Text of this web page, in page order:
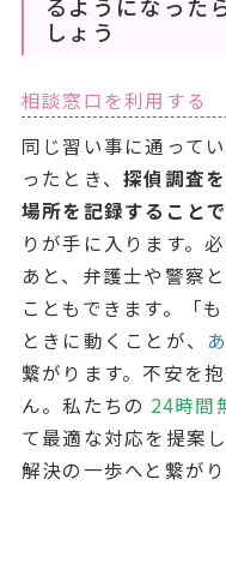
しょう
相談窓口を利用する
同じ習い事に通って
ったとき、探偵調査
場所を記録すること
りが手に入ります。
あと、弁護士や警察
こともできます。「
ときに動くことが、
繋がります。不安を
ん。私たちの 24時間
て最適な対応を提案
解決の一歩へと繋がり